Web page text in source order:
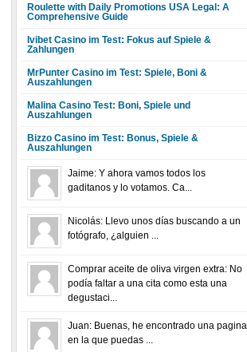
Roulette with Daily Promotions USA Legal: A
Comprehensive Guide
Ivibet Casino im Test: Fokus auf Spiele &
Zahlungen
MrPunter Casino im Test: Spiele, Boni &
Auszahlungen
Malina Casino Test: Boni, Spiele und
Auszahlungen
Bizzo Casino im Test: Bonus, Spiele &
Auszahlungen
Jaime: Y ahora vamos todos los
gaditanos y lo votamos. Ca...
Nicolás: Llevo unos días buscando a un
fotógrafo, ¿alguien ...
Comprar aceite de oliva virgen extra: No
podía faltar a una cita como esta una
degustaci...
Juan: Buenas, he encontrado una pagina
en la que puedas ...